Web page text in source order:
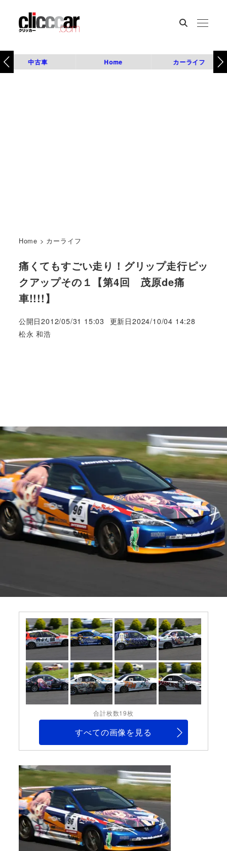
中古車 Home カーライフ
Home > カーライフ
痛くてもすごい走り！グリップ走行ピッ
クアップその１【第4回 茂原de痛
車!!!!】
公開日2012/05/31 15:03 更新日2024/10/04 14:28
著
松永 和浩
合計枚数19枚
すべての画像を見る